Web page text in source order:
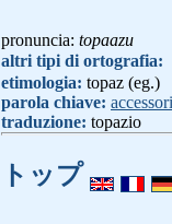
pronuncia: topaazu
altri tipi di ortografia:
etimologia: topaz (eg.)
parola chiave:
traduzione: topazio
トップ